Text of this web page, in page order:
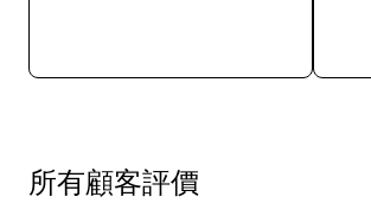
所有顧客評價